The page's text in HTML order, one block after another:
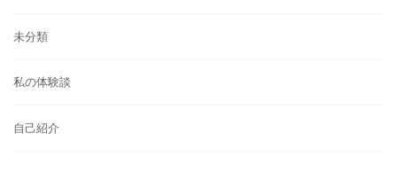
未分類
私の体験談
自己紹介